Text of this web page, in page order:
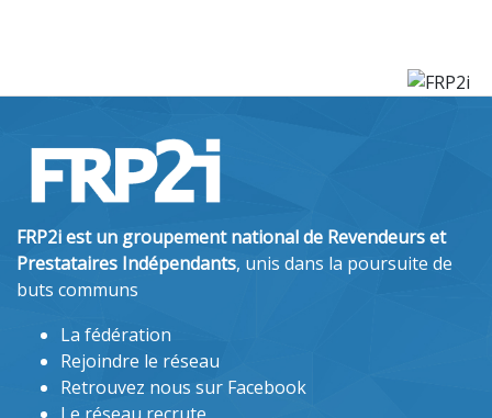
FRP2i est un groupement national de Revendeurs et
Prestataires Indépendants, unis dans la poursuite de
buts communs
La fédération
Rejoindre le réseau
Retrouvez nous sur Facebook